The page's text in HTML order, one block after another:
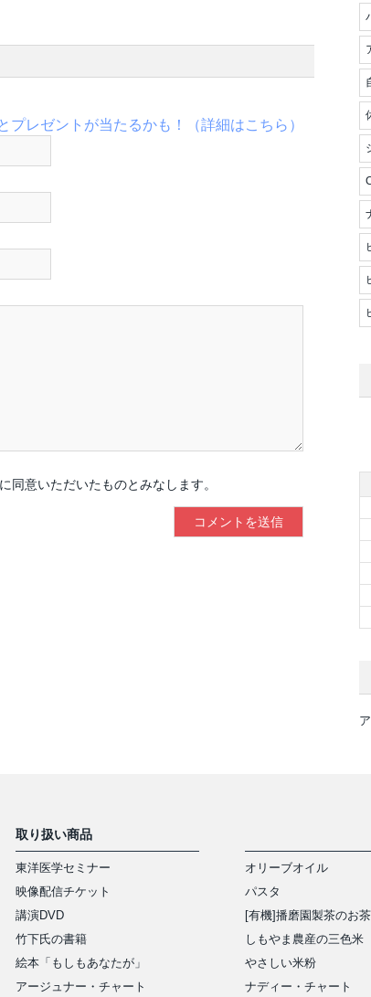
に同意いただいたものとみなします。
取り扱い商品
東洋医学セミナー
映像配信チケット
講演DVD
竹下氏の書籍
絵本「もしもあなたが」
アージュナー・チャート
オリーブオイル
パスタ
[有機]播磨園製茶のお茶
しもやま農産の三色米
やさしい米粉
ナディー・チャート